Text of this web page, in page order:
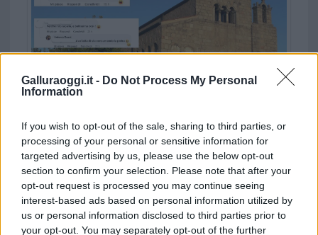
Galluraoggi.it - Do Not Process My Personal
Information
If you wish to opt-out of the sale, sharing to third parties, or
processing of your personal or sensitive information for
targeted advertising by us, please use the below opt-out
section to confirm your selection. Please note that after your
opt-out request is processed you may continue seeing
interest-based ads based on personal information utilized by
us or personal information disclosed to third parties prior to
your opt-out. You may separately opt-out of the further
“San Simplicio verrà intonacata”. C’è chi protesta,